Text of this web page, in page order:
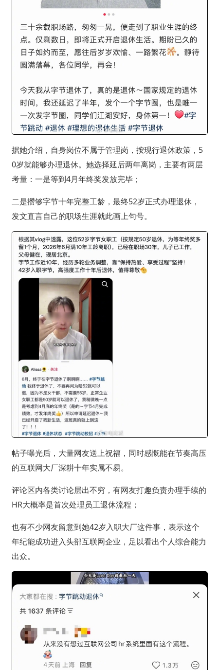
据她介绍，自身岗位不属于管理岗，按现行退休政策，5
0岁就能够办理退休。她选择延后两年离岗，主要有两层
考量：一是等到4月年终奖发放完毕；
二是攒够字节十年完整工龄，最终52岁正式办理退休，
发文直言自己的职场生涯就此画上句号。
帖子曝光后，大量网友送上祝福，同时感慨能在节奏高压
的互联网大厂深耕十年实属不易。
评论区内各类讨论层出不穷，有网友打趣负责办理手续的
HR大概率是首次处理员工退休流程；
也有不少网友留意到她42岁入职大厂这件事，表示这个
年纪能成功进入头部互联网企业，足以看出个人综合能力
出众。